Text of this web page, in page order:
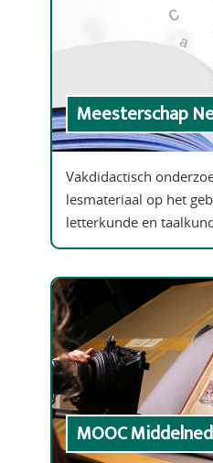
Meesterschap
Vakdidactisch
lesmateriaal op het
letterkunde en
MOOC